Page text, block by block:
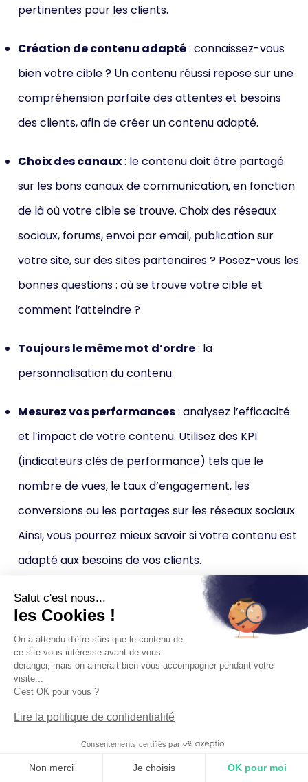
pertinentes pour les clients.
Création de contenu adapté: connaissez-vous
bien votre cible ? Un contenu réussi repose sur une
compréhension parfaite des attentes et besoins
des clients, afin de créer un contenu adapté.
Choix des canaux: le contenu doit être partagé
sur les bons canaux de communication, en fonction
de là où votre cible se trouve. Choix des réseaux
sociaux, forums, envoi par email, publication sur
votre site, sur des sites partenaires ? Posez-vous les
bonnes questions : où se trouve votre cible et
comment l’atteindre ?
Toujours le même mot d’ordre: la
personnalisation du contenu.
Mesurez vos performances: analysez l’efficacité
et l’impact de votre contenu. Utilisez des KPI
(indicateurs clés de performance) tels que le
nombre de vues, le taux d’engagement, les
conversions ou les partages sur les réseaux sociaux.
Ainsi, vous pourrez mieux savoir si votre contenu est
adapté aux besoins de vos clients.
6. Suivi après vente
Stratégie essentielle afin de maintenir des relations
solides entre vous et vos clients après l’achat, le suivi
après vente consiste à continuer d’engager le client, à
résoudre des problèmes éventuels et à renforcer sa
satisfaction. Cela passe par plusieurs points :
Salut c'est nous...
les Cookies !
On a attendu d'être sûrs que le contenu de
ce site vous intéresse avant de vous
déranger, mais on aimerait bien vous accompagner pendant votre
visite...
C'est OK pour vous ?
Lire la politique de confidentialité
Consentements certifiés par
Non merci Je choisis OK pour moi